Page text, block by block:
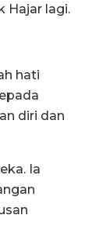
Hajar lagi.
hati
diri dan
Ia